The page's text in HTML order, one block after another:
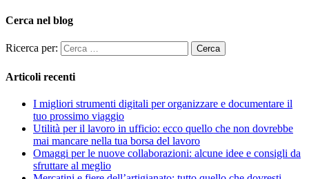
Cerca nel blog
Ricerca per:
Articoli recenti
I migliori strumenti digitali per organizzare e documentare il
tuo prossimo viaggio
Utilità per il lavoro in ufficio: ecco quello che non dovrebbe
mai mancare nella tua borsa del lavoro
Omaggi per le nuove collaborazioni: alcune idee e consigli da
sfruttare al meglio